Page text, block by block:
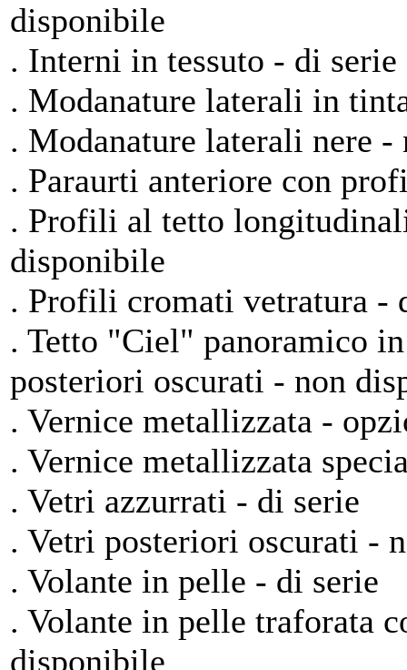
disponibile
. Interni in tessuto - di serie
. Modanature laterali in
. Modanature laterali nere
. Paraurti anteriore con
. Profili al tetto
disponibile
. Profili cromati vetratura -
. Tetto "Ciel" panoramico
posteriori oscurati - non
. Vernice metallizzata -
. Vernice metallizzata
. Vetri azzurrati - di serie
. Vetri posteriori oscurati -
. Volante in pelle - di serie
. Volante in pelle traforata
disponibile